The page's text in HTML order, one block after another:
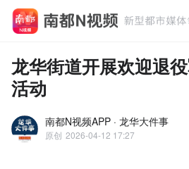
龙华街道开展欢迎退
活动
南都N视频APP · 龙华大件事
原创 2026-04-12 17:27